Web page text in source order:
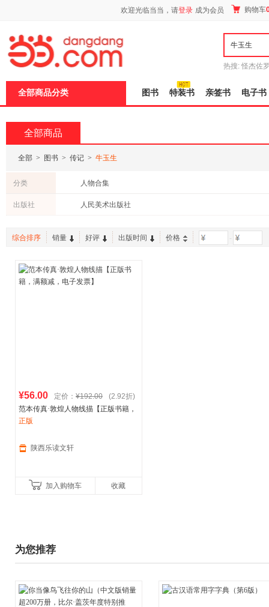
欢迎光临当当，请登录 成为会员 购物车
热搜: 怪杰佐
全部商品分类 图书 特装书 亲签书 电子书
全部商品
全部 > 图书 > 传记 > 牛玉生
分类 人物合集
出版社 人民美术出版社
综合排序 销量 好评 出版时间 价格 -
¥56.00 定价： ¥192.00
(2.92折)
范本传真·敦煌人物线描【正版书籍，
满额减，电子发票】
正版
陕西乐读文轩
加入购物车 收藏
为您推荐
页
加